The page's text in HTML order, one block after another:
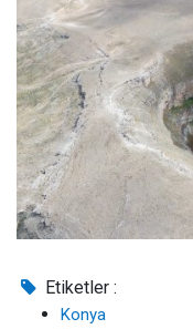
Etiketler :
Konya